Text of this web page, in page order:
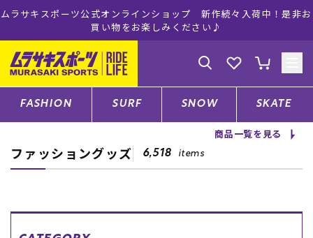
ムラサキスポーツ公式オンラインショップ 新作続々入荷中！是非お
買い物をお楽しみください♪
ゲスト様
ログイン 会員登録
店舗一覧
CATEGORY
FASHION SURF SNOW SKATE
商品一覧を見る
ファッショングッズ 6,518 items